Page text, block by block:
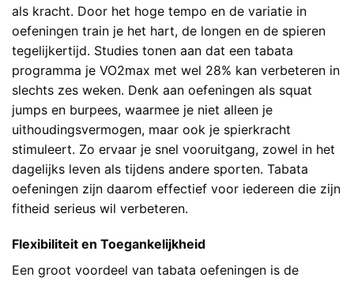
als kracht. Door het hoge tempo en de variatie in
oefeningen train je het hart, de longen en de spieren
tegelijkertijd. Studies tonen aan dat een tabata
programma je VO2max met wel 28% kan verbeteren in
slechts zes weken. Denk aan oefeningen als squat
jumps en burpees, waarmee je niet alleen je
uithoudingsvermogen, maar ook je spierkracht
stimuleert. Zo ervaar je snel vooruitgang, zowel in het
dagelijks leven als tijdens andere sporten. Tabata
oefeningen zijn daarom effectief voor iedereen die zijn
fitheid serieus wil verbeteren.
Flexibiliteit en Toegankelijkheid
Een groot voordeel van tabata oefeningen is de